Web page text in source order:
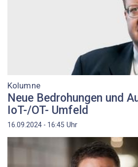
Kolumne
Neue ­Bedrohungen und
IoT-/OT- Umfeld
16.09.2024 - 16:45 Uhr